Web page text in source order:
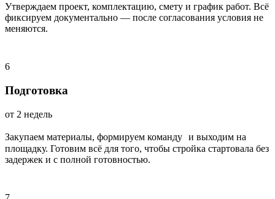
Утверждаем проект, комплектацию, смету и график работ. Всё
фиксируем документально — после согласования условия не
меняются.
6
Подготовка
от 2 недель
Закупаем материалы, формируем команду и выходим на
площадку. Готовим всё для того, чтобы стройка стартовала без
задержек и с полной готовностью.